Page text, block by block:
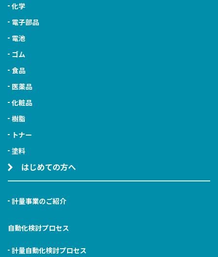
化学
電子部品
電池
ゴム
食品
医薬品
化粧品
樹脂
トナー
塗料
はじめての方へ
計量事業のご紹介
自動化検討プロセス
計量自動化検討プロセス